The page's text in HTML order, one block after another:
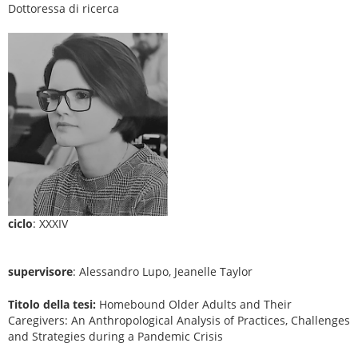
Dottoressa di ricerca
ciclo: XXXIV
supervisore: Alessandro Lupo, Jeanelle Taylor
Titolo della tesi: Homebound Older Adults and Their
Caregivers: An Anthropological Analysis of Practices, Challenges
and Strategies during a Pandemic Crisis